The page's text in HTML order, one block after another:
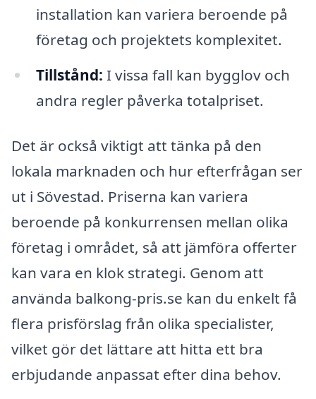
installation kan variera beroende på
företag och projektets komplexitet.
Tillstånd: I vissa fall kan bygglov och
andra regler påverka totalpriset.
Det är också viktigt att tänka på den
lokala marknaden och hur efterfrågan ser
ut i Sövestad. Priserna kan variera
beroende på konkurrensen mellan olika
företag i området, så att jämföra offerter
kan vara en klok strategi. Genom att
använda balkong-pris.se kan du enkelt få
flera prisförslag från olika specialister,
vilket gör det lättare att hitta ett bra
erbjudande anpassat efter dina behov.